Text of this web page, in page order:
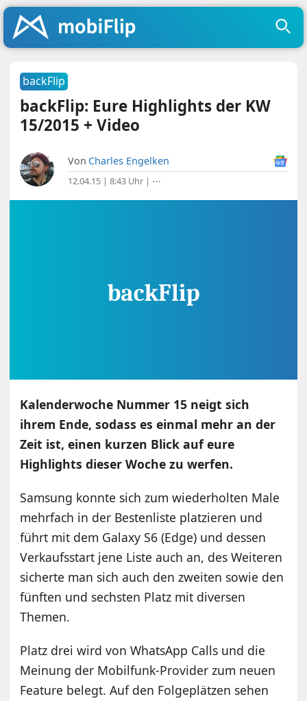
backFlip
backFlip: Eure Highlights der KW
15/2015 + Video
Von Charles Engelken
12.04.15 | 8:43 Uhr | ⋯
Kalenderwoche Nummer 15 neigt sich
ihrem Ende, sodass es einmal mehr an der
Zeit ist, einen kurzen Blick auf eure
Highlights dieser Woche zu werfen.
Samsung konnte sich zum wiederholten Male
mehrfach in der Bestenliste platzieren und
führt mit dem Galaxy S6 (Edge) und dessen
Verkaufsstart jene Liste auch an, des Weiteren
sicherte man sich auch den zweiten sowie den
fünften und sechsten Platz mit diversen
Themen.
Platz drei wird von WhatsApp Calls und die
Meinung der Mobilfunk-Provider zum neuen
Feature belegt. Auf den Folgeplätzen sehen